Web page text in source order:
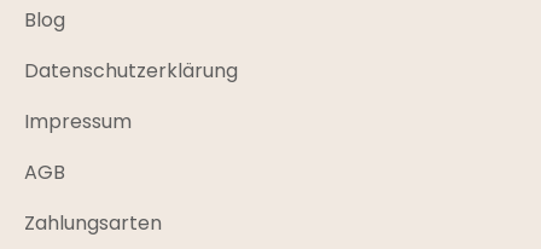
Blog
Datenschutzerklärung
Impressum
AGB
Zahlungsarten